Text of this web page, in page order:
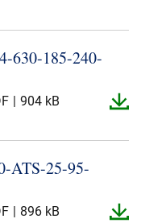
​630-​185-​240-​
904 kB
​ATS-​25-​95-​
896 kB